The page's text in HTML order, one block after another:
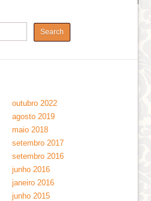
outubro 2022
agosto 2019
maio 2018
setembro 2017
setembro 2016
junho 2016
janeiro 2016
junho 2015